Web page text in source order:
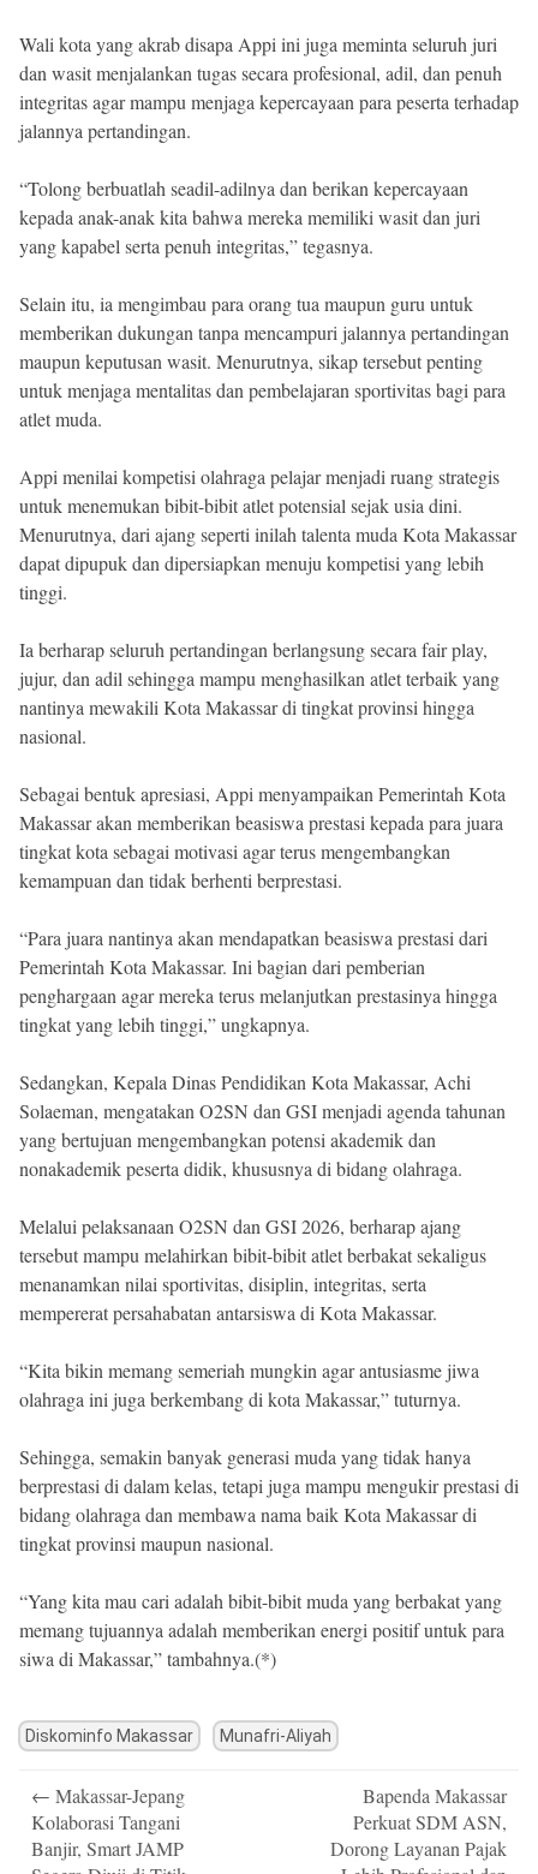
Wali kota yang akrab disapa Appi ini juga meminta seluruh juri
dan wasit menjalankan tugas secara profesional, adil, dan penuh
integritas agar mampu menjaga kepercayaan para peserta terhadap
jalannya pertandingan.
“Tolong berbuatlah seadil-adilnya dan berikan kepercayaan
kepada anak-anak kita bahwa mereka memiliki wasit dan juri
yang kapabel serta penuh integritas,” tegasnya.
Selain itu, ia mengimbau para orang tua maupun guru untuk
memberikan dukungan tanpa mencampuri jalannya pertandingan
maupun keputusan wasit. Menurutnya, sikap tersebut penting
untuk menjaga mentalitas dan pembelajaran sportivitas bagi para
atlet muda.
Appi menilai kompetisi olahraga pelajar menjadi ruang strategis
untuk menemukan bibit-bibit atlet potensial sejak usia dini.
Menurutnya, dari ajang seperti inilah talenta muda Kota Makassar
dapat dipupuk dan dipersiapkan menuju kompetisi yang lebih
tinggi.
Ia berharap seluruh pertandingan berlangsung secara fair play,
jujur, dan adil sehingga mampu menghasilkan atlet terbaik yang
nantinya mewakili Kota Makassar di tingkat provinsi hingga
nasional.
Sebagai bentuk apresiasi, Appi menyampaikan Pemerintah Kota
Makassar akan memberikan beasiswa prestasi kepada para juara
tingkat kota sebagai motivasi agar terus mengembangkan
kemampuan dan tidak berhenti berprestasi.
“Para juara nantinya akan mendapatkan beasiswa prestasi dari
Pemerintah Kota Makassar. Ini bagian dari pemberian
penghargaan agar mereka terus melanjutkan prestasinya hingga
tingkat yang lebih tinggi,” ungkapnya.
Sedangkan, Kepala Dinas Pendidikan Kota Makassar, Achi
Solaeman, mengatakan O2SN dan GSI menjadi agenda tahunan
yang bertujuan mengembangkan potensi akademik dan
nonakademik peserta didik, khususnya di bidang olahraga.
Melalui pelaksanaan O2SN dan GSI 2026, berharap ajang
tersebut mampu melahirkan bibit-bibit atlet berbakat sekaligus
menanamkan nilai sportivitas, disiplin, integritas, serta
mempererat persahabatan antarsiswa di Kota Makassar.
“Kita bikin memang semeriah mungkin agar antusiasme jiwa
olahraga ini juga berkembang di kota Makassar,” tuturnya.
Sehingga, semakin banyak generasi muda yang tidak hanya
berprestasi di dalam kelas, tetapi juga mampu mengukir prestasi di
bidang olahraga dan membawa nama baik Kota Makassar di
tingkat provinsi maupun nasional.
“Yang kita mau cari adalah bibit-bibit muda yang berbakat yang
memang tujuannya adalah memberikan energi positif untuk para
siwa di Makassar,” tambahnya.(*)
Diskominfo Makassar Munafri-Aliyah
navigation
← Makassar-Jepang
Kolaborasi Tangani
Banjir, Smart JAMP
Bapenda Makassar
Perkuat SDM ASN,
Dorong Layanan Pajak